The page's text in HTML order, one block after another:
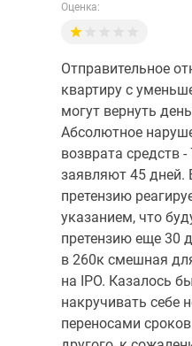
Оценка:
Отправительное
квартиру с
могут вернуть
Абсолютное
возврата средств
заявляют 45 дней.
претензию
указанием, что
претензию еще 30
в 260к смешная
на IPO. Казалось
накручивать себе
переносами